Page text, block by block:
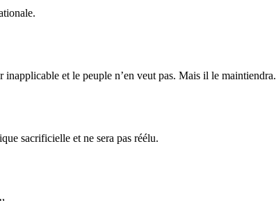
inapplicable et le peuple n’en veut pas. Mais il le maintiendra.
sacrificielle et ne sera pas réélu.